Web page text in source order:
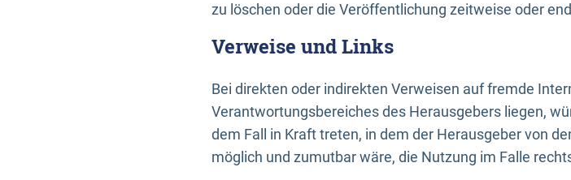
zu löschen oder die Veröffentlichung zeitweise oder
Verweise und Links
Bei direkten oder indirekten Verweisen auf fremde
Verantwortungsbereiches des Herausgebers liegen,
dem Fall in Kraft treten, in dem der Herausgeber von
möglich und zumutbar wäre, die Nutzung im Falle